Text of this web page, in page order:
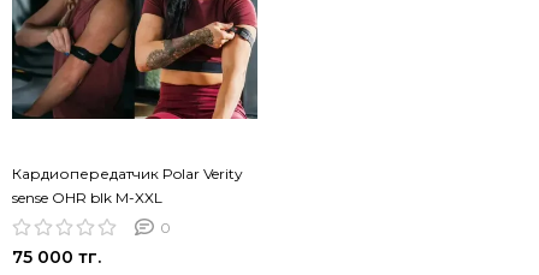
Кардиопередатчик Polar Verity
sense OHR blk M-XXL
0
75 000 тг.